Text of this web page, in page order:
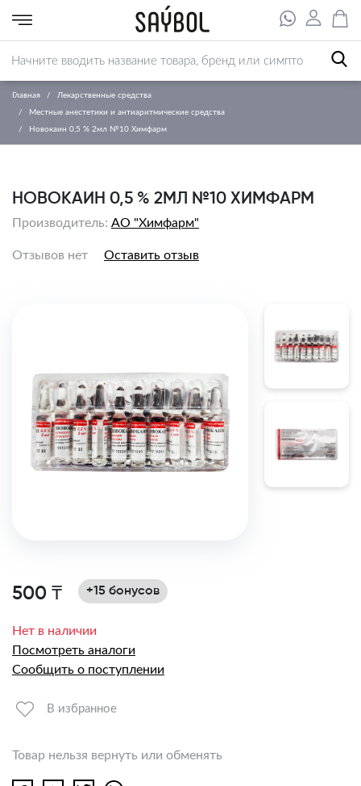
Главная Лекарственные средства
Местные анестетики и антиаритмические средства
Новокаин 0,5 % 2мл №10 Химфарм
НОВОКАИН 0,5 % 2МЛ №10 ХИМФАРМ
Производитель: АО "Химфарм"
Отзывов нет Оставить отзыв
500 ₸ +15 бонусов
Нет в наличии
Посмотреть аналоги
Сообщить о поступлении
В избранное
Товар нельзя вернуть или обменять